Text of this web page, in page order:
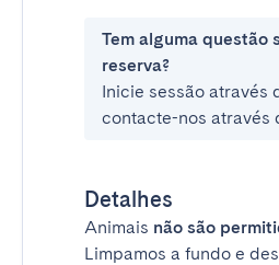
Tem alguma questão
reserva?
Inicie sessão através
contacte-nos através
Detalhes
Animais não são
Limpamos a fundo e